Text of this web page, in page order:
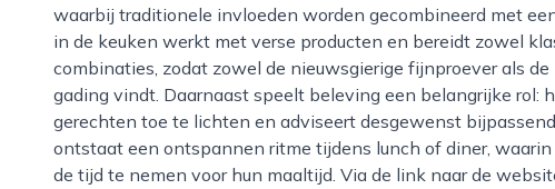
waarbij traditionele invloeden worden gecombineerd met
in de keuken werkt met verse producten en bereidt zowel
combinaties, zodat zowel de nieuwsgierige fijnproever als
gading vindt. Daarnaast speelt beleving een belangrijke rol:
gerechten toe te lichten en adviseert desgewenst
ontstaat een ontspannen ritme tijdens lunch of diner,
de tijd te nemen voor hun maaltijd. Via de link naar de